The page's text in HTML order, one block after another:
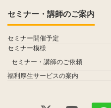
セミナー・講師のご案内
セミナー開催予定
セミナー模様
セミナー・講師のご依頼
福利厚生サービスの案内